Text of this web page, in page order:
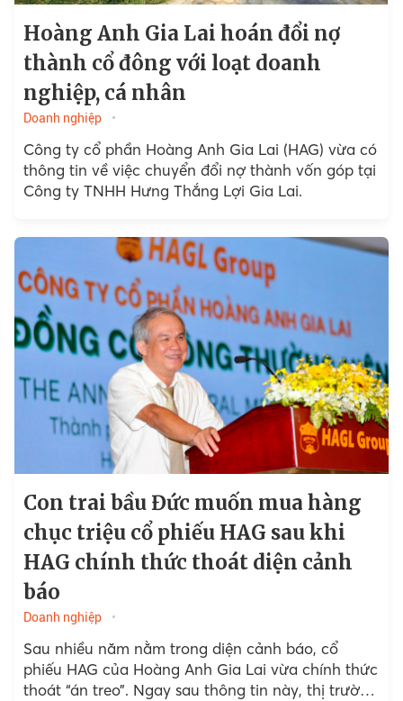
Hoàng Anh Gia Lai hoán đổi nợ
thành cổ đông với loạt doanh
nghiệp, cá nhân
Doanh nghiệp
Công ty cổ phần Hoàng Anh Gia Lai (HAG) vừa có
thông tin về việc chuyển đổi nợ thành vốn góp tại
Công ty TNHH Hưng Thắng Lợi Gia Lai.
Con trai bầu Đức muốn mua hàng
chục triệu cổ phiếu HAG sau khi
HAG chính thức thoát diện cảnh
báo
Doanh nghiệp
Sau nhiều năm nằm trong diện cảnh báo, cổ
phiếu HAG của Hoàng Anh Gia Lai vừa chính thức
thoát “án treo”. Ngay sau thông tin này, thị trường